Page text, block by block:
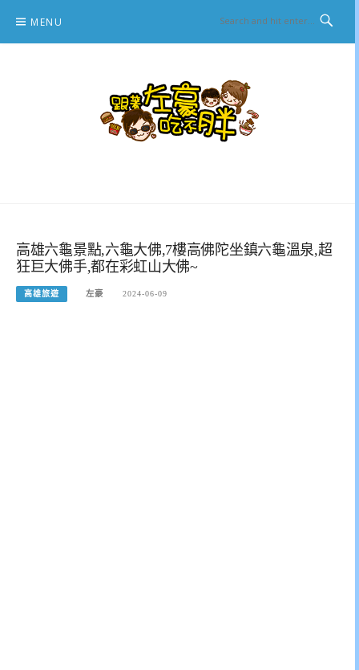
content
MENU
高雄六龜景點,六龜大佛,7樓高佛陀坐鎮六龜溫泉,超
狂巨大佛手,都在彩虹山大佛~
高雄旅遊 左豪 2024-06-09